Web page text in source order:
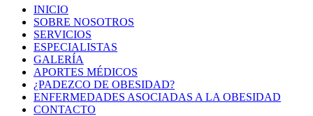
INICIO
SOBRE NOSOTROS
SERVICIOS
ESPECIALISTAS
GALERÍA
APORTES MÉDICOS
¿PADEZCO DE OBESIDAD?
ENFERMEDADES ASOCIADAS A LA OBESIDAD
CONTACTO